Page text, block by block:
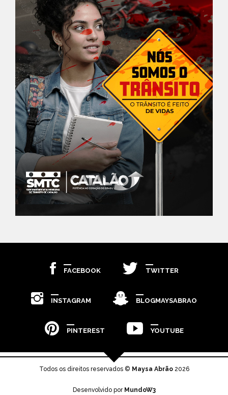
FACEBOOK TWITTER
INSTAGRAM BLOGMAYSABRAO
PINTEREST YOUTUBE
Todos os direitos reservados © Maysa Abrão 2026
Desenvolvido por MundoW3